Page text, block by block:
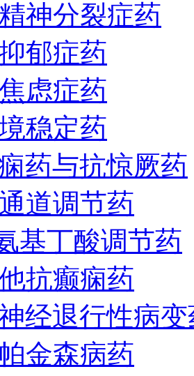
神分裂症药
郁症药
虑症药
稳定药
药与抗惊厥药
道调节药
基丁酸调节药
抗癫痫药
经退行性病
金森病药